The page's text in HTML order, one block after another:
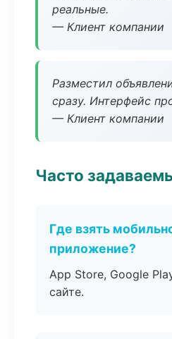
реальные.
— Клиент компании
Разместил
сразу. Интерфейс
— Клиент компании
Часто
Где взять
приложение?
App Store, Google
сайте.